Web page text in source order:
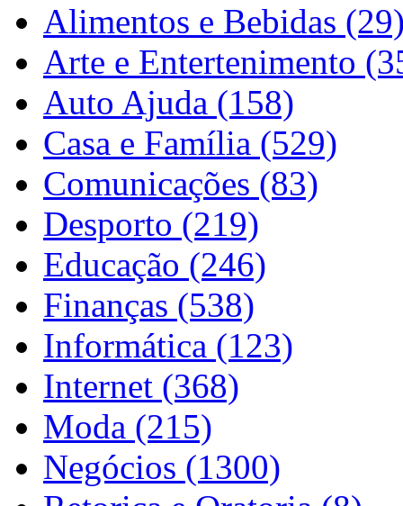
Alimentos e Bebidas
Arte e Entertenimento
Auto Ajuda (158)
Casa e Família (529)
Comunicações (83)
Desporto (219)
Educação (246)
Finanças (538)
Informática (123)
Internet (368)
Moda (215)
Negócios (1300)